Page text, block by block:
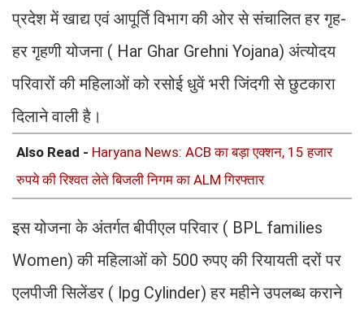
प्रदेश में खाद्य एवं आपूर्ति विभाग की ओर से संचालित हर गृह-
हर गृहणी योजना ( Har Ghar Grehni Yojana) अंत्योदय
परिवारों की महिलाओं को रसोई धुवें भरी जिंदगी से छुटकारा
दिलाने वाली है।
Also Read - Haryana News: ACB का बड़ा एक्शन, 15 हजार
रुपये की रिश्वत लेते बिजली निगम का ALM गिरफ्तार
इस योजना के अंतर्गत बीपीएल परिवार ( BPL families
Women) की महिलाओं को 500 रुपए की रियायती दरों पर
एलपीजी सिलेंडर ( lpg Cylinder) हर महीने उपलब्ध कराने